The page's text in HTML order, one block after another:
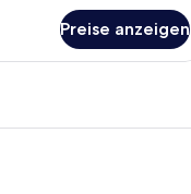
Preise anzeigen